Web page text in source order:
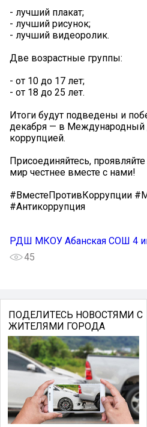
- лучший плакат;
- лучший рисунок;
- лучший видеоролик.
Две возрастные группы:
- от 10 до 17 лет;
- от 18 до 25 лет.
Итоги будут подведены и
декабря — в Международный
коррупцией.
Присоединяйтесь,
мир честнее вместе с нами!
#ВместеПротивКоррупции
#Антикоррупция
РДШ МКОУ Абанская СОШ 4
45
ПОДЕЛИТЕСЬ НОВОСТЯМИ С
ЖИТЕЛЯМИ ГОРОДА